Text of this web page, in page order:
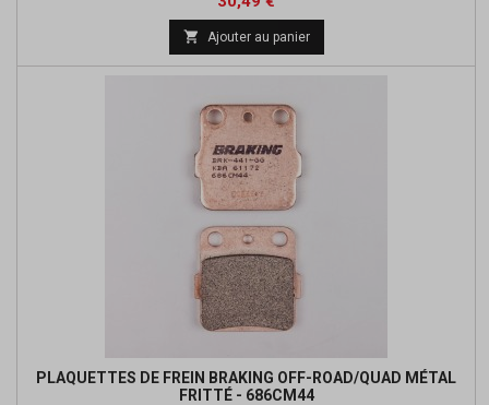
base
 Ajouter au panier
PLAQUETTES DE FREIN BRAKING OFF-ROAD/QUAD MÉTAL
FRITTÉ - 686CM44